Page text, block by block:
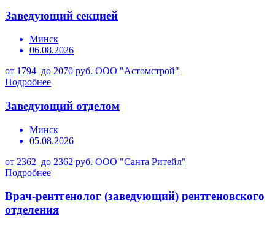
Заведующий секцией
Минск
06.08.2026
от 1794 до 2070 руб. ООО "Астомстрой"
Подробнее
Заведующий отделом
Минск
05.08.2026
от 2362 до 2362 руб. ООО "Санта Ритейл"
Подробнее
Врач-рентгенолог (заведующий) рентгеновского
отделения